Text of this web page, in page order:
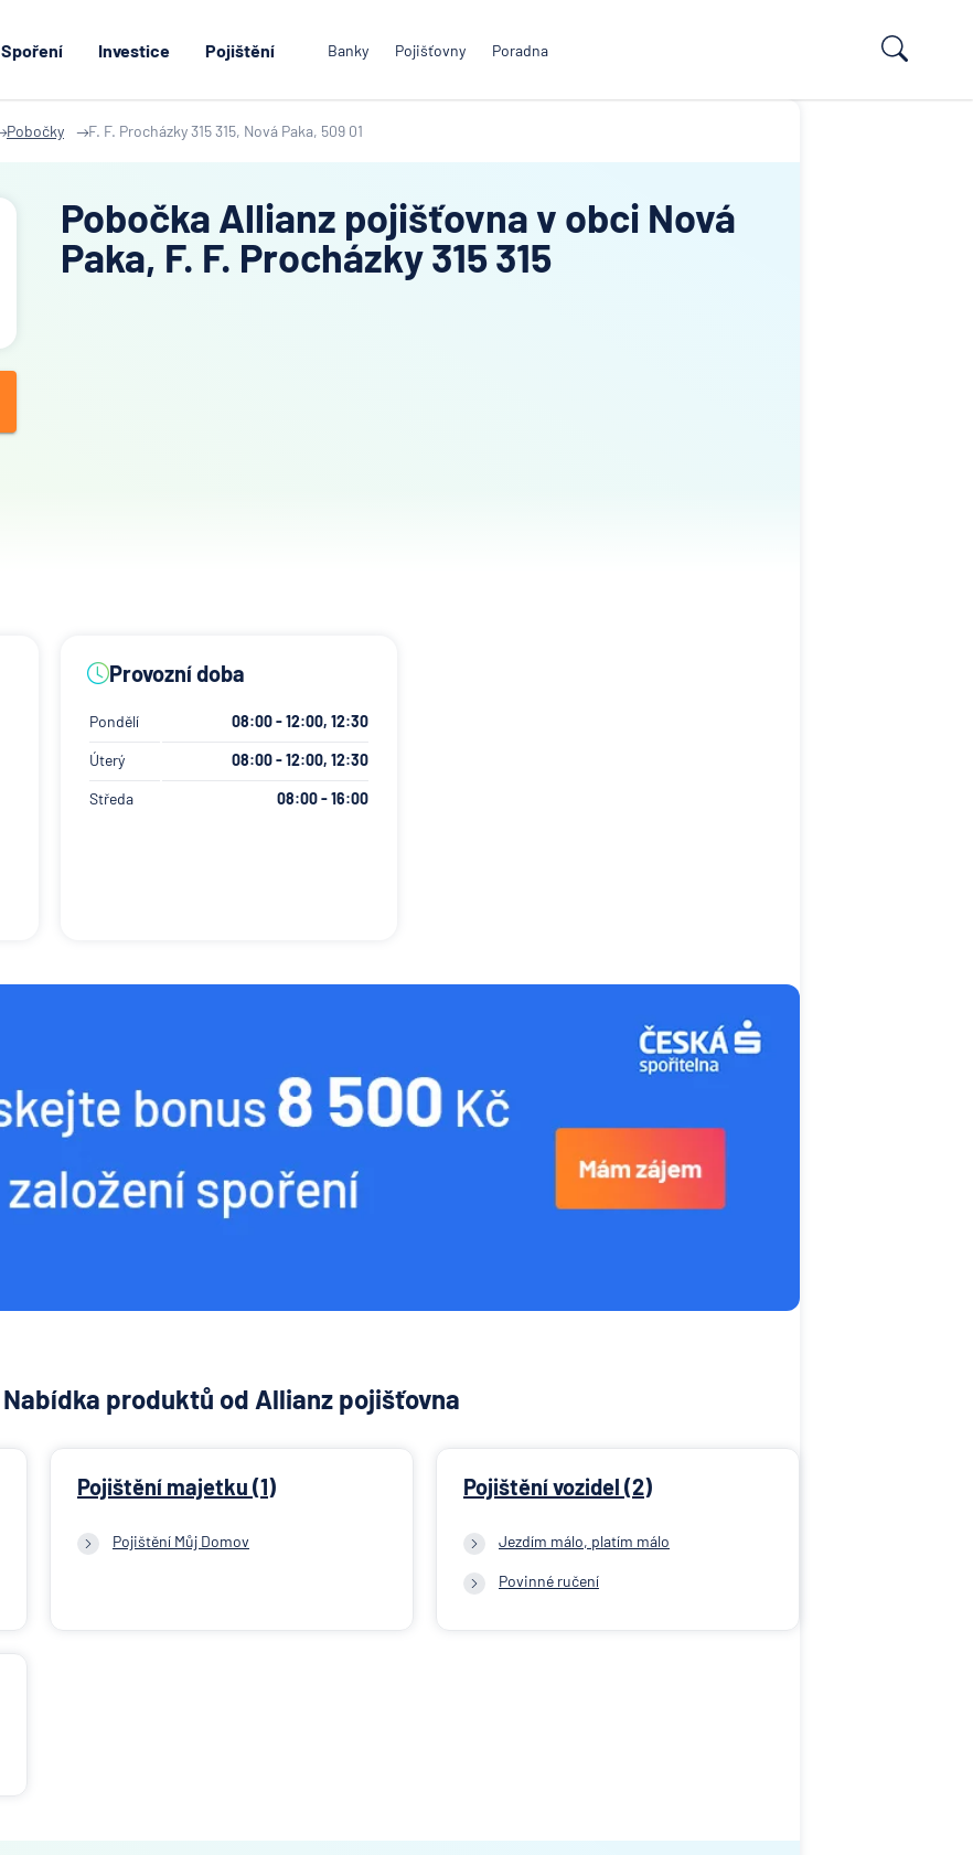
Spoření Investice Pojištění Banky Pojišťovny Poradna
Pobočky F. F. Procházky 315 315, Nová Paka, 509 01
Pobočka Allianz pojišťovna v obci Nová
Paka, F. F. Procházky 315 315
Provozní doba
Pondělí 08:00 - 12:00, 12:30
Úterý 08:00 - 12:00, 12:30
Středa 08:00 - 16:00
Nabídka produktů od Allianz pojišťovna
Pojištění majetku (1)
Pojištění Můj Domov
Pojištění vozidel (2)
Jezdím málo, platím málo
Povinné ručení